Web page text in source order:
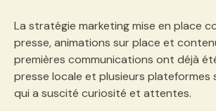
La stratégie marketing mise en place
presse, animations sur place et
premières communications ont déjà
presse locale et plusieurs plateformes
qui a suscité curiosité et attentes.